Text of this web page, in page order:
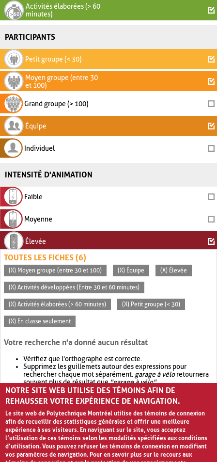
Activités élaborées (> 60
minutes)
PARTICIPANTS
Petit groupe (< 30)
Moyen groupe (entre 30
et 100)
Grand groupe (> 100)
Équipe
Individuel
INTENSITÉ D'ANIMATION
Faible
Moyenne
Élevée
TOUTES LES FICHES (6)
(X) Moyen groupe (entre 30 et 100) (X) Équipe (X) Élevée
(X) Activités développées (Entre 30 et 60 minutes)
(X) Activités élaborées (> 60 minutes) (X) Petit groupe (< 30)
(X) En classe seulement
Votre recherche n'a donné aucun résultat
Vérifiez que l'orthographe est correcte.
Supprimez les guillemets autour des expressions pour
rechercher chaque mot séparément. garage à véloretournera
souvent plus de résultat que"garage à vélo".
Envisagez d'élargir votre recherche avec OR.garage OR vélo
retournera souvent plus de résultat quegarage à vélo
NOTRE SITE WEB UTILISE DES TÉMOINS AFIN DE
REHAUSSER VOTRE EXPÉRIENCE DE NAVIGATION.
Le site web de Polytechnique Montréal utilise des témoins de connexion
afin de recueillir des statistiques générales et offrir une meilleure
expérience à ses visiteurs. En naviguant sur le site, vous acceptez
l’utilisation de ces témoins selon les modalités spécifiées aux conditions
d’utilisation. Vous pouvez refuser les témoins de connexion en modifiant
vos paramètres de navigation. Pour en savoir plus sur le recours aux